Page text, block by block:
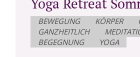
BEWEGUNG KÖRPER
GANZHEITLICH
BEGEGNUNG
YOGA